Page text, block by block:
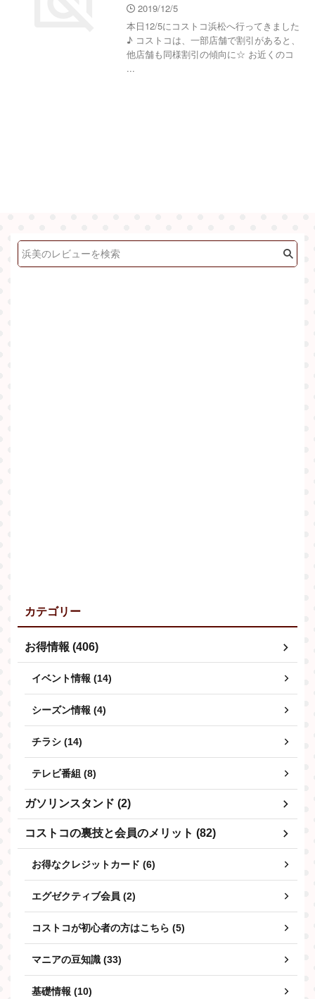
2019/12/5
本日12/5にコストコ浜松へ行ってきました
♪ コストコは、一部店舗で割引があると、
他店舗も同様割引の傾向に☆ お近くのコ
...
カテゴリー
お得情報 (406)
イベント情報 (14)
シーズン情報 (4)
チラシ (14)
テレビ番組 (8)
ガソリンスタンド (2)
コストコの裏技と会員のメリット (82)
お得なクレジットカード (6)
エグゼクティブ会員 (2)
コストコが初心者の方はこちら (5)
マニアの豆知識 (33)
基礎情報 (10)